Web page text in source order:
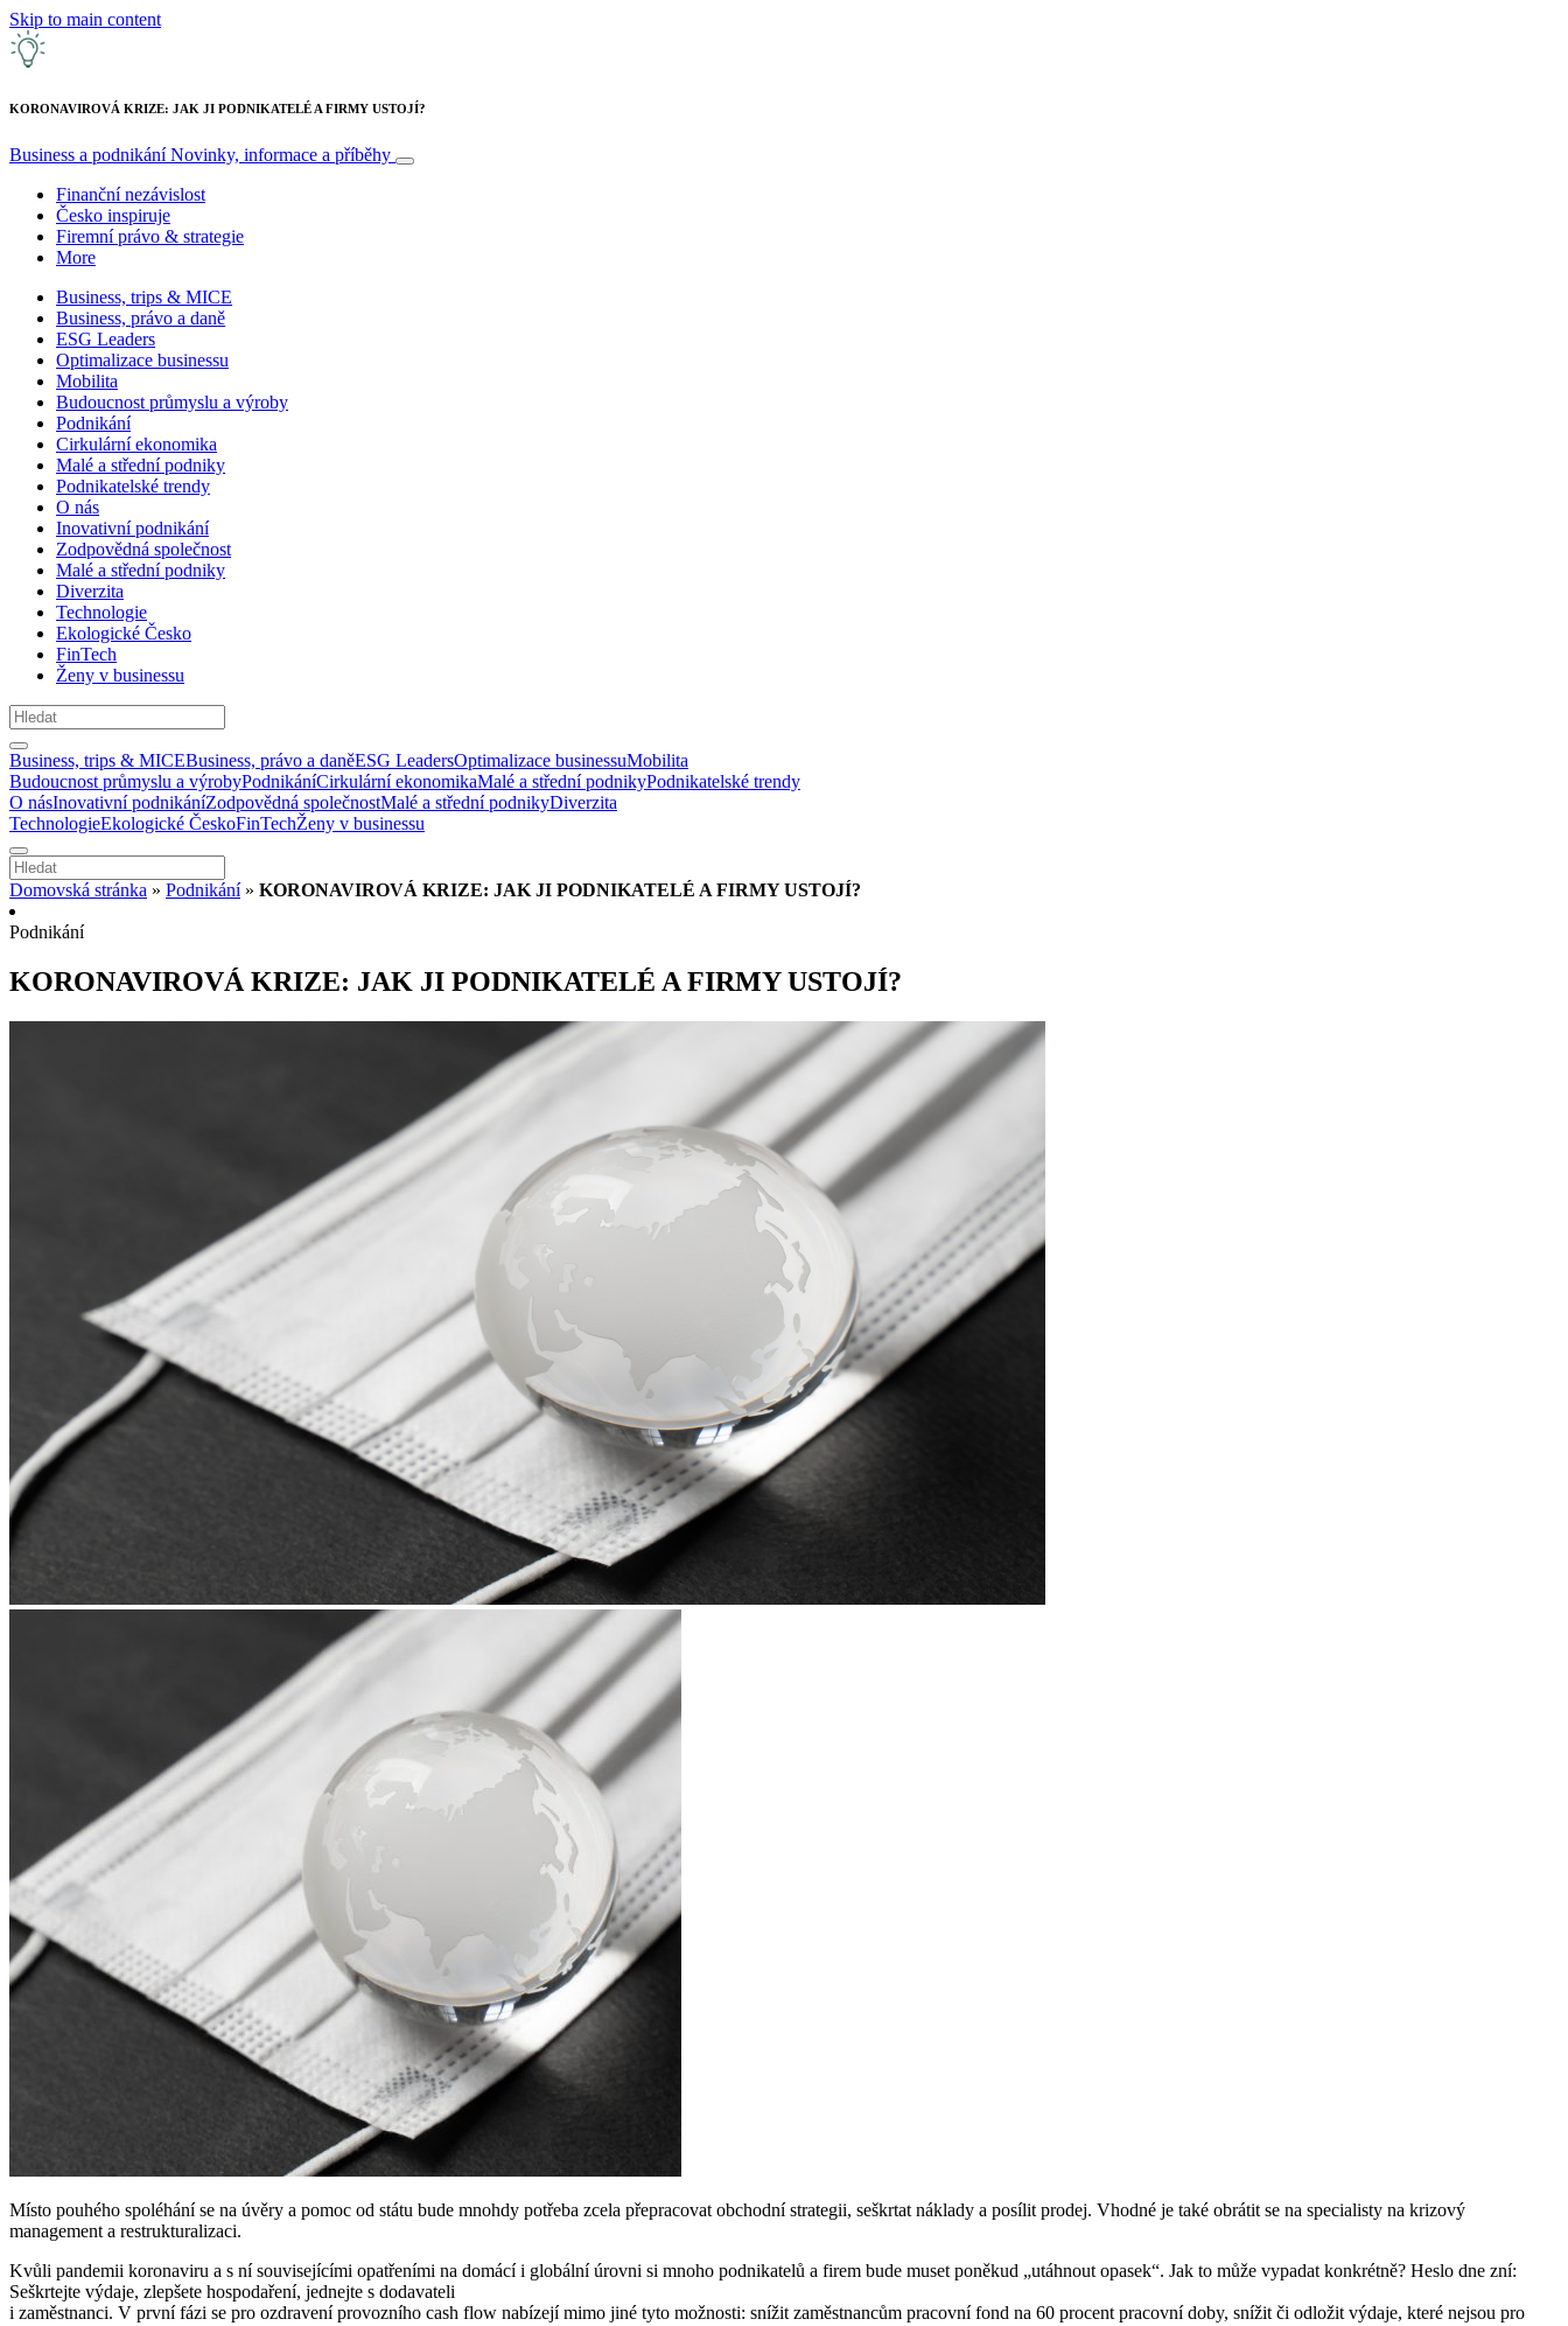
Skip to main content
KORONAVIROVÁ KRIZE: JAK JI PODNIKATELÉ A FIRMY USTOJÍ?
Business a podnikáníNovinky, informace a příběhy
Finanční nezávislost
Česko inspiruje
Firemní právo & strategie
More
Business, trips & MICE
Business, právo a daně
ESG Leaders
Optimalizace businessu
Mobilita
Budoucnost průmyslu a výroby
Podnikání
Cirkulární ekonomika
Malé a střední podniky
Podnikatelské trendy
O nás
Inovativní podnikání
Zodpovědná společnost
Malé a střední podniky
Diverzita
Technologie
Ekologické Česko
FinTech
Ženy v businessu
Business, trips & MICEBusiness, právo a daněESG LeadersOptimalizace businessuMobilita
Budoucnost průmyslu a výrobyPodnikáníCirkulární ekonomikaMalé a střední podnikyPodnikatelské trendy
O násInovativní podnikáníZodpovědná společnostMalé a střední podnikyDiverzita
TechnologieEkologické ČeskoFinTechŽeny v businessu
Domovská stránka » Podnikání» KORONAVIROVÁ KRIZE: JAK JI PODNIKATELÉ A FIRMY USTOJÍ?
Podnikání
KORONAVIROVÁ KRIZE: JAK JI PODNIKATELÉ A FIRMY USTOJÍ?
Místo pouhého spoléhání se na úvěry a pomoc od státu bude mnohdy potřeba zcela přepracovat obchodní strategii, seškrtat náklady a posílit prodej. Vhodné je také obrátit se na specialisty na krizový
management a restrukturalizaci.
Kvůli pandemii koronaviru a s ní souvisejícími opatřeními na domácí i globální úrovni si mnoho podnikatelů a firem bude muset poněkud „utáhnout opasek“. Jak to může vypadat konkrétně? Heslo dne zní:
Seškrtejte výdaje, zlepšete hospodaření, jednejte s dodavateli
i zaměstnanci. V první fázi se pro ozdravení provozního cash flow nabízejí mimo jiné tyto možnosti: snížit zaměstnancům pracovní fond na 60 procent pracovní doby, snížit či odložit výdaje, které nejsou pro